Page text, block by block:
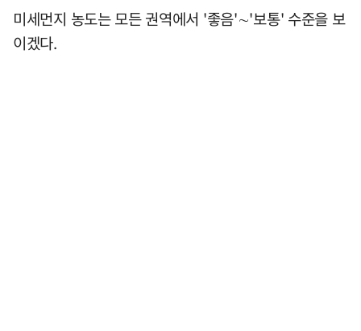
미세먼지 농도는 모든 권역에서 '좋음'∼'보통' 수준을 보
이겠다.